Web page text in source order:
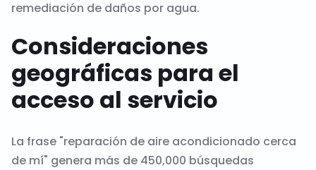
remediación de daños por agua.
Consideraciones
geográficas para el
acceso al servicio
La frase "reparación de aire acondicionado cerca
de mí" genera más de 450,000 búsquedas